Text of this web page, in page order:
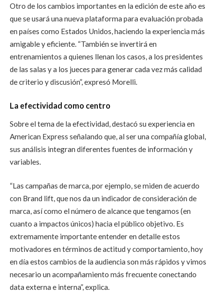
Otro de los cambios importantes en la edición de este año es
que se usará una nueva plataforma para evaluación probada
en países como Estados Unidos, haciendo la experiencia más
amigable y eficiente. “También se invertirá en
entrenamientos a quienes llenan los casos, a los presidentes
de las salas y a los jueces para generar cada vez más calidad
de criterio y discusión”, expresó Morelli.
La efectividad como centro
Sobre el tema de la efectividad, destacó su experiencia en
American Express señalando que, al ser una compañía global,
sus análisis integran diferentes fuentes de información y
variables.
“Las campañas de marca, por ejemplo, se miden de acuerdo
con Brand lift, que nos da un indicador de consideración de
marca, así como el número de alcance que tengamos (en
cuanto a impactos únicos) hacia el público objetivo. Es
extremamente importante entender en detalle estos
motivadores en términos de actitud y comportamiento, hoy
en día estos cambios de la audiencia son más rápidos y vimos
necesario un acompañamiento más frecuente conectando
data externa e interna”, explica.